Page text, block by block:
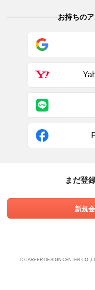
お持ちの
まだ登
新規
© CAREER DESIGN CENTER